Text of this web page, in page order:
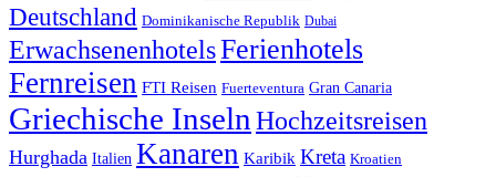
Deutschland Dominikanische Republik Dubai
ErwachsenenhotelsFerienhotels
Fernreisen FTI Reisen Fuerteventura Gran Canaria
Griechische Inseln Hochzeitsreisen
Hurghada Italien Kanaren Karibik Kreta Kroatien